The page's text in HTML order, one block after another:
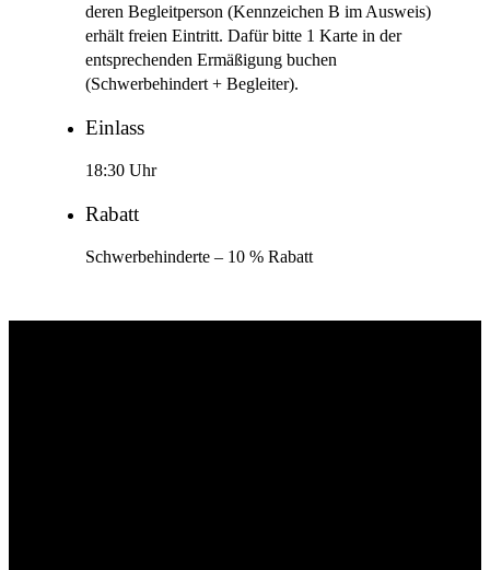
deren Begleitperson (Kennzeichen B im Ausweis)
erhält freien Eintritt. Dafür bitte 1 Karte in der
entsprechenden Ermäßigung buchen
(Schwerbehindert + Begleiter).
Einlass
18:30 Uhr
Rabatt
Schwerbehinderte – 10 % Rabatt